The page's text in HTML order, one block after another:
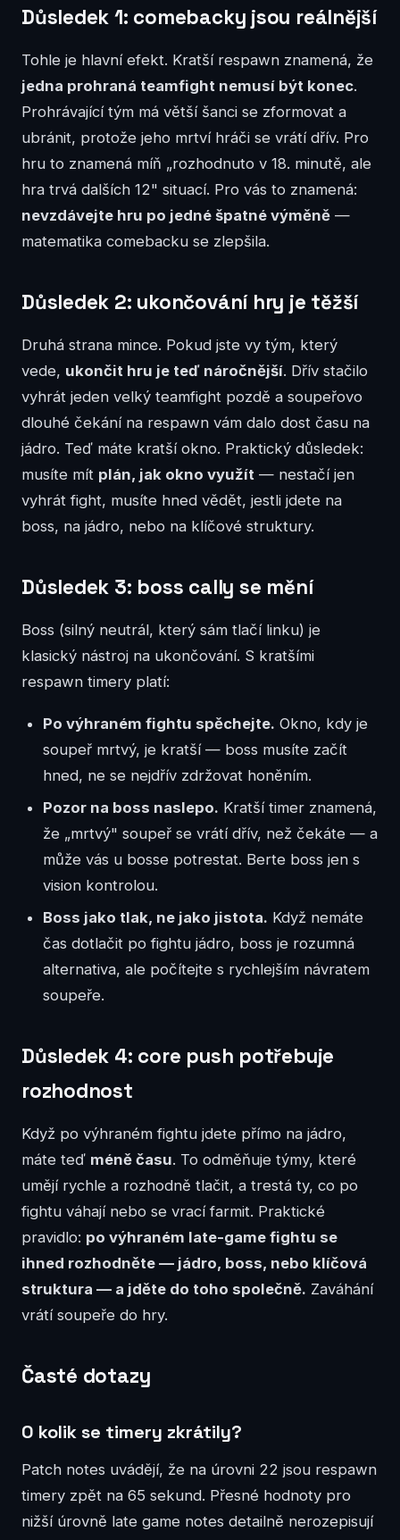
Důsledek 1: comebacky jsou reálnější
Tohle je hlavní efekt. Kratší respawn znamená, že
jedna prohraná teamfight nemusí být konec.
Prohrávající tým má větší šanci se zformovat a
ubránit, protože jeho mrtví hráči se vrátí dřív. Pro
hru to znamená míň „rozhodnuto v 18. minutě, ale
hra trvá dalších 12" situací. Pro vás to znamená:
nevzdávejte hru po jedné špatné výměně —
matematika comebacku se zlepšila.
Důsledek 2: ukončování hry je těžší
Druhá strana mince. Pokud jste vy tým, který
vede, ukončit hru je teď náročnější. Dřív stačilo
vyhrát jeden velký teamfight pozdě a soupeřovo
dlouhé čekání na respawn vám dalo dost času na
jádro. Teď máte kratší okno. Praktický důsledek:
musíte mít plán, jak okno využít — nestačí jen
vyhrát fight, musíte hned vědět, jestli jdete na
boss, na jádro, nebo na klíčové struktury.
Důsledek 3: boss cally se mění
Boss (silný neutrál, který sám tlačí linku) je
klasický nástroj na ukončování. S kratšími
respawn timery platí:
Po výhraném fightu spěchejte. Okno, kdy je
soupeř mrtvý, je kratší — boss musíte začít
hned, ne se nejdřív zdržovat honěním.
Pozor na boss naslepo. Kratší timer znamená,
že „mrtvý" soupeř se vrátí dřív, než čekáte — a
může vás u bosse potrestat. Berte boss jen s
vision kontrolou.
Boss jako tlak, ne jako jistota. Když nemáte
čas dotlačit po fightu jádro, boss je rozumná
alternativa, ale počítejte s rychlejším návratem
soupeře.
Důsledek 4: core push potřebuje
rozhodnost
Když po výhraném fightu jdete přímo na jádro,
máte teď méně času. To odměňuje týmy, které
umějí rychle a rozhodně tlačit, a trestá ty, co po
fightu váhají nebo se vrací farmit. Praktické
pravidlo: po výhraném late-game fightu se
ihned rozhodněte — jádro, boss, nebo klíčová
struktura — a jděte do toho společně. Zaváhání
vrátí soupeře do hry.
Časté dotazy
O kolik se timery zkrátily?
Patch notes uvádějí, že na úrovni 22 jsou respawn
timery zpět na 65 sekund. Přesné hodnoty pro
nižší úrovně late game notes detailně nerozepisují